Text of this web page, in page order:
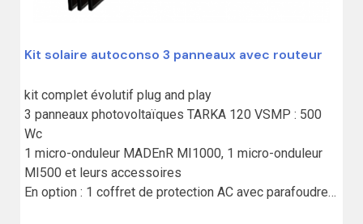
Kit solaire autoconso 3 panneaux avec routeur
kit complet évolutif plug and play
3 panneaux photovoltaïques TARKA 120 VSMP : 500
Wc
1 micro-onduleur MADEnR MI1000, 1 micro-onduleur
MI500 et leurs accessoires
En option : 1 coffret de protection AC avec parafoudre